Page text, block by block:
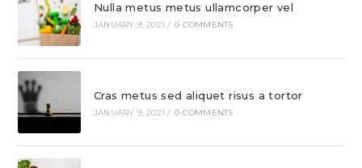
tab
tab
tab
tab
Nulla metus metus ullamcorper vel
JANUARY 9, 2021 / 0 COMMENTS
Cras metus sed aliquet risus a tortor
JANUARY 9, 2021 / 0 COMMENTS